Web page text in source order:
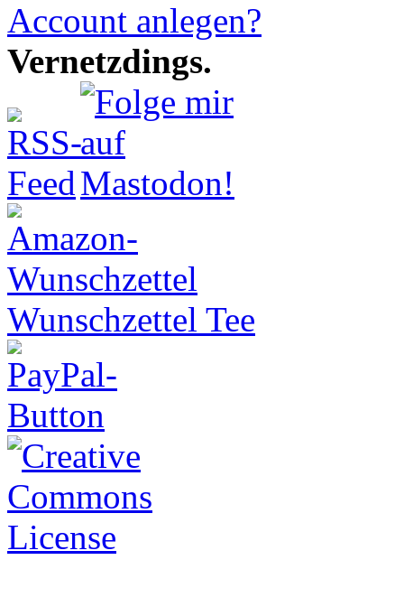
Account anlegen?
Vernetzdings.
Wunschzettel Tee